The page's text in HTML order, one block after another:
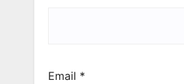
Email *